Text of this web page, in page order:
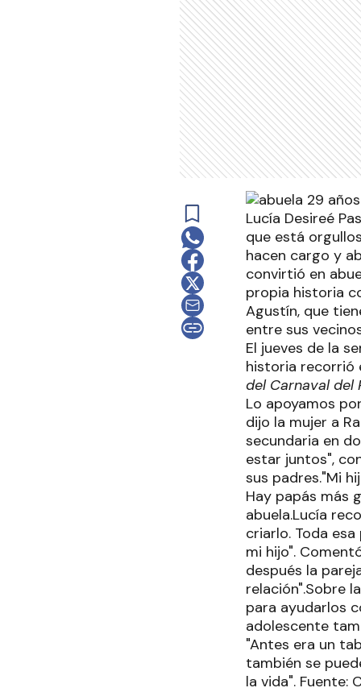
Lucía Desireé
que está
hacen cargo y
convirtió en
propia historia
Agustín, que
entre sus
El jueves de la
historia recorrió
del Carnaval del
Lo apoyamos
dijo la mujer a
secundaria en
estar juntos",
sus padres."Mi
Hay papás más
abuela.Lucía
criarlo. Toda
mi hijo".
después la
relación".Sobre
para ayudarlos
adolescente
"Antes era un
también se
la vida". Fuente: